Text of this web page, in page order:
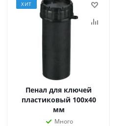
ХИТ
Пенал для ключей
пластиковый 100х40
мм
Много